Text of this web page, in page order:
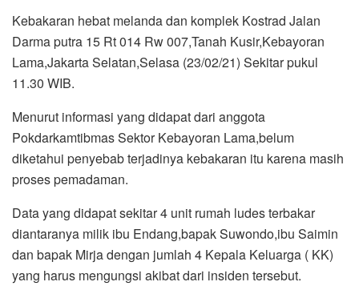
Kebakaran hebat melanda dan komplek Kostrad Jalan
Darma putra 15 Rt 014 Rw 007,Tanah Kusir,Kebayoran
Lama,Jakarta Selatan,Selasa (23/02/21) Sekitar pukul
11.30 WIB.
Menurut informasi yang didapat dari anggota
Pokdarkamtibmas Sektor Kebayoran Lama,belum
diketahui penyebab terjadinya kebakaran itu karena masih
proses pemadaman.
Data yang didapat sekitar 4 unit rumah ludes terbakar
diantaranya milik ibu Endang,bapak Suwondo,ibu Saimin
dan bapak Mirja dengan jumlah 4 Kepala Keluarga ( KK)
yang harus mengungsi akibat dari insiden tersebut.